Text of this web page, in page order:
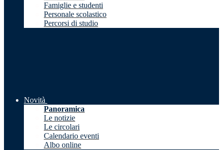
Famiglie e studenti
Personale scolastico
Percorsi di studio
Novità
Panoramica
Le notizie
Le circolari
Calendario eventi
Albo online